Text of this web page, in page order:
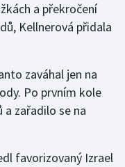
a překročení
Kellnerová přidala
zaváhal jen na
Po prvním kole
zařadilo se na
favorizovaný Izrael